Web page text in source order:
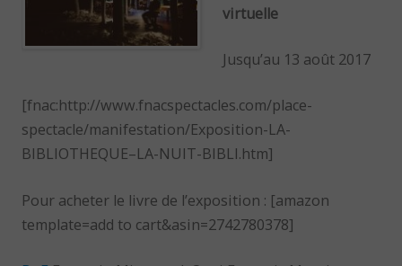
virtuelle
Jusqu’au 13 août 2017
[fnac:http://www.fnacspectacles.com/place-
spectacle/manifestation/Exposition-LA-
BIBLIOTHEQUE–LA-NUIT-BIBLI.htm]
Pour acheter le livre de l’exposition : [amazon
template=add to cart&asin=2742780378]